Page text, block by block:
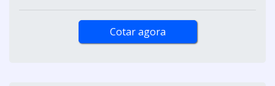
Cotar agora